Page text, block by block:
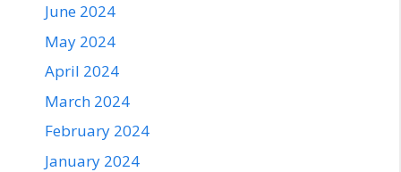
June 2024
May 2024
April 2024
March 2024
February 2024
January 2024